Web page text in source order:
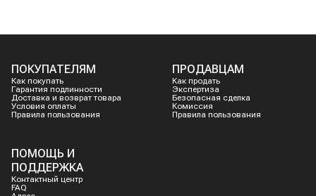
ПОКУПАТЕЛЯМ
Как покупать
Гарантия подлинности
Доставка и возврат товара
Условия оплаты
Правила пользования
ПРОДАВЦАМ
Как продать
Экспертиза
Безопасная сделка
Комиссия
Правила пользования
ПОМОЩЬ И
ПОДДЕРЖКА
Контактный центр
FAQ